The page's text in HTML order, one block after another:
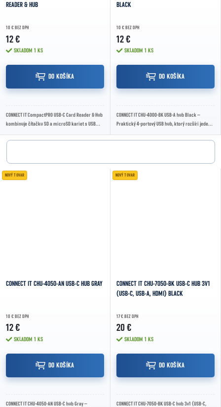
READER & HUB
10 € BEZ DPH
12 €
SKLADOM 1 KS
DO KOŠÍKA
CONNECT IT CompactPRO USB-C Card Reader & Hub
kombinuje čítačku SD a microSD kariet s USB
BLACK
10 € BEZ DPH
12 €
SKLADOM 1 KS
DO KOŠÍKA
CONNECT IT CHU-4000-BK USB-A hub Black –
Praktický 4-portový USB hub, ktorý rozšíri jeden
NOVÝ TOVAR
CONNECT IT CHU-4050-AN USB-C HUB GRAY
10 € BEZ DPH
12 €
SKLADOM 1 KS
DO KOŠÍKA
CONNECT IT CHU-4050-AN USB-C hub Gray –
NOVÝ TOVAR
CONNECT IT CHU-7050-BK USB-C HUB 3V1
(USB-C, USB-A, HDMI) BLACK
17 € BEZ DPH
20 €
SKLADOM 1 KS
DO KOŠÍKA
CONNECT IT CHU-7050-BK USB-C hub 3v1 (USB-C,